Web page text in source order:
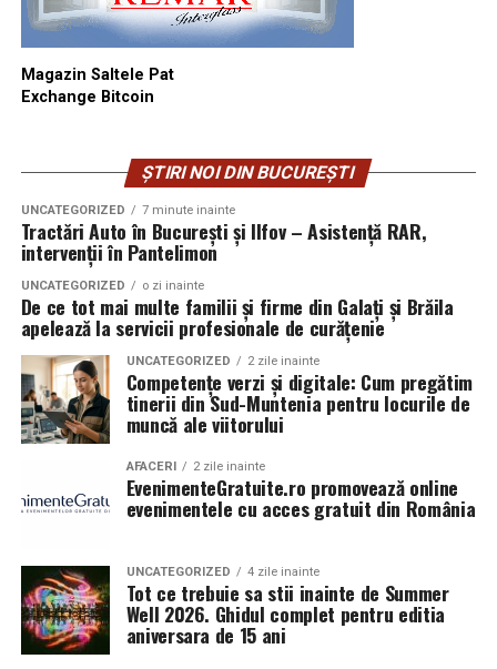
Magazin Saltele Pat
Exchange Bitcoin
ȘTIRI NOI DIN BUCUREȘTI
UNCATEGORIZED 7 minute inainte
Tractări Auto în București și Ilfov – Asistență RAR,
intervenții în Pantelimon
UNCATEGORIZED o zi inainte
De ce tot mai multe familii și firme din Galați și Brăila
apelează la servicii profesionale de curățenie
UNCATEGORIZED 2 zile inainte
Competențe verzi și digitale: Cum pregătim
tinerii din Sud-Muntenia pentru locurile de
muncă ale viitorului
AFACERI 2 zile inainte
EvenimenteGratuite.ro promovează online
evenimentele cu acces gratuit din România
UNCATEGORIZED 4 zile inainte
Tot ce trebuie sa stii inainte de Summer
Well 2026. Ghidul complet pentru editia
aniversara de 15 ani